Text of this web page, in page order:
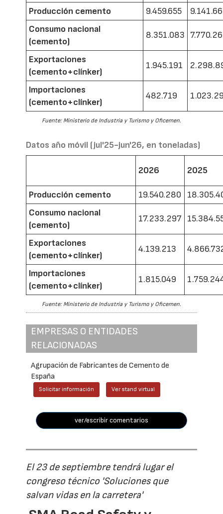
Producción cemento 9.459.655
Consumo nacional
(cemento)
8.351.083
Exportaciones
(cemento+clínker)
1.945.191
Importaciones
(cemento+clínker)
482.719
Fuente: Ministerio de Industria y Turismo y Oficemen.
Datos año móvil (jul'25-jun'26, en toneladas)
2026 2025
Producción cemento 19.540.280
Consumo nacional
(cemento)
17.233.297
Exportaciones
(cemento+clínker)
4.139.213
Importaciones
(cemento+clínker)
1.815.049
Fuente: Ministerio de Industria y Turismo y Oficemen.
EMPRESAS O ENTIDADES
RELACIONADAS
Agrupación de Fabricantes de Cemento de
España
Solicitar información Ver stand virtual
ver/escribir comentarios
El 23 de septiembre tendrá lugar el
congreso técnico 'Soluciones que
salvan vidas en la carretera'